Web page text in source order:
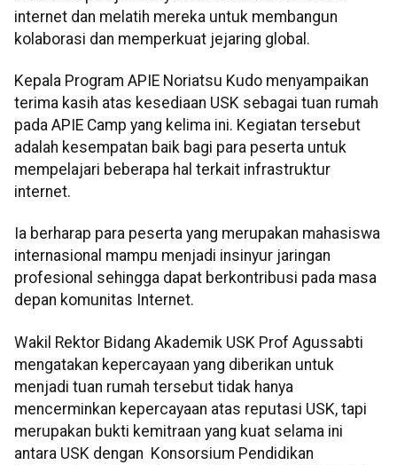
internet dan melatih mereka untuk membangun
kolaborasi dan memperkuat jejaring global.
Kepala Program APIE Noriatsu Kudo menyampaikan
terima kasih atas kesediaan USK sebagai tuan rumah
pada APIE Camp yang kelima ini. Kegiatan tersebut
adalah kesempatan baik bagi para peserta untuk
mempelajari beberapa hal terkait infrastruktur
internet.
Ia berharap para peserta yang merupakan mahasiswa
internasional mampu menjadi insinyur jaringan
profesional sehingga dapat berkontribusi pada masa
depan komunitas Internet.
Wakil Rektor Bidang Akademik USK Prof Agussabti
mengatakan kepercayaan yang diberikan untuk
menjadi tuan rumah tersebut tidak hanya
mencerminkan kepercayaan atas reputasi USK, tapi
merupakan bukti kemitraan yang kuat selama ini
antara USK dengan Konsorsium Pendidikan